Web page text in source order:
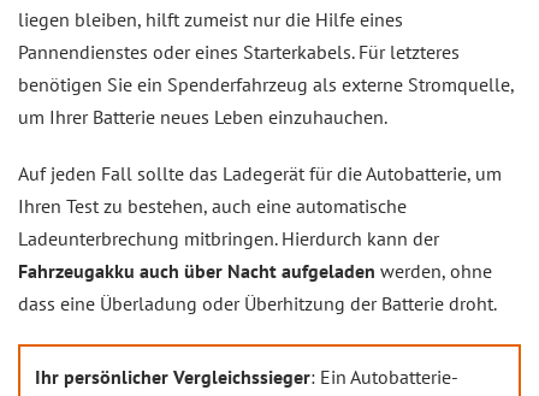
liegen bleiben, hilft zumeist nur die Hilfe eines
Pannendienstes oder eines Starterkabels. Für letzteres
benötigen Sie ein Spenderfahrzeug als externe Stromquelle,
um Ihrer Batterie neues Leben einzuhauchen.
Auf jeden Fall sollte das Ladegerät für die Autobatterie, um
Ihren Test zu bestehen, auch eine automatische
Ladeunterbrechung mitbringen. Hierdurch kann der
Fahrzeugakku auch über Nacht aufgeladen werden, ohne
dass eine Überladung oder Überhitzung der Batterie droht.
Ihr persönlicher Vergleichssieger: Ein Autobatterie-